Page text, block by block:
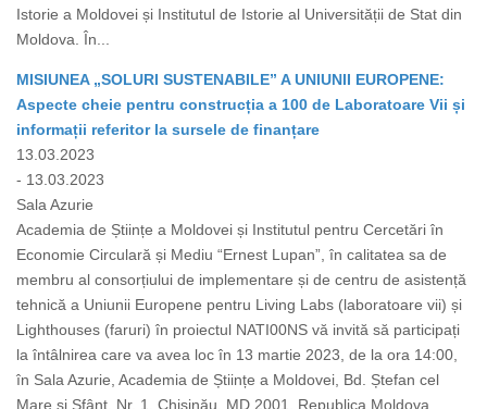
Istorie a Moldovei și Institutul de Istorie al Universității de Stat din
Moldova. În...
MISIUNEA „SOLURI SUSTENABILE” A UNIUNII EUROPENE:
Aspecte cheie pentru construcția a 100 de Laboratoare Vii și
informații referitor la sursele de finanțare
13.03.2023
- 13.03.2023
Sala Azurie
Academia de Științe a Moldovei și Institutul pentru Cercetări în
Economie Circulară și Mediu “Ernest Lupan”, în calitatea sa de
membru al consorțiului de implementare și de centru de asistență
tehnică a Uniunii Europene pentru Living Labs (laboratoare vii) și
Lighthouses (faruri) în proiectul NATI00NS vă invită să participați
la întâlnirea care va avea loc în 13 martie 2023, de la ora 14:00,
în Sala Azurie, Academia de Științe a Moldovei, Bd. Ștefan cel
Mare și Sfânt, Nr. 1, Chișinău, MD 2001, Republica Moldova